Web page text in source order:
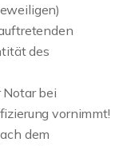
des
bei
vornimmt!
dem